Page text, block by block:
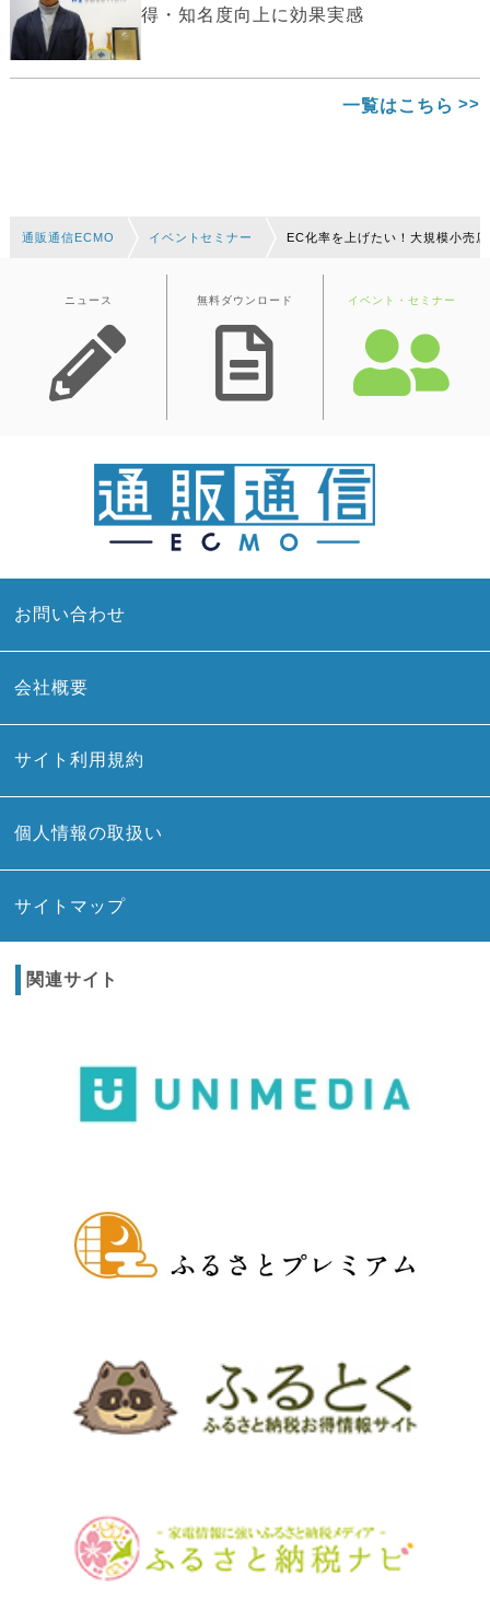
得・知名度向上に効果実感
一覧はこちら
通販通信ECMO イベントセミナー EC化率を上げたい！大規模小売
ニュース 無料ダウンロード イベント・セミナー
お問い合わせ
会社概要
サイト利用規約
個人情報の取扱い
サイトマップ
関連サイト